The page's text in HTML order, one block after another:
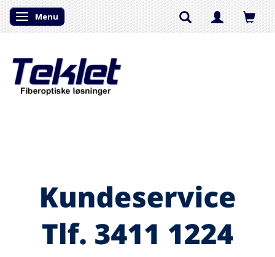
Skifte navigation
Menu